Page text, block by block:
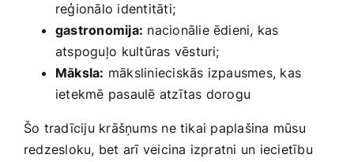
reģionālo identitāti;
gastronomija: nacionālie ēdieni, kas
atspoguļo ⁣kultūras vēsturi;
Māksla: mākslinieciskās izpausmes, kas
ietekmē pasaulē atzītas ​dorogu
Šo tradīciju krāšņums ne tikai paplašina mūsu
redzesloku, bet arī veicina izpratni un iecietību